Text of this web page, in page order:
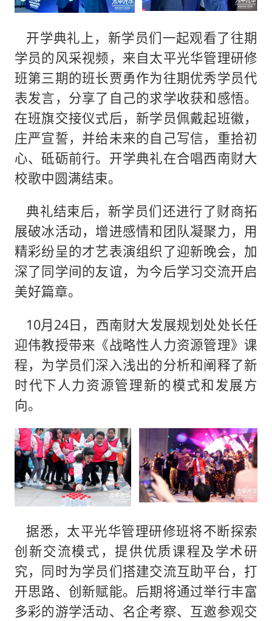
开学典礼上，新学员们一起观看了往期
学员的风采视频，来自太平光华管理研修
班第三期的班长贾勇作为往期优秀学员代
表发言，分享了自己的求学收获和感悟。
在班旗交接仪式后，新学员佩戴起班徽，
庄严宣誓，并给未来的自己写信，重拾初
心、砥砺前行。开学典礼在合唱西南财大
校歌中圆满结束。
典礼结束后，新学员们还进行了财商拓
展破冰活动，增进感情和团队凝聚力，用
精彩纷呈的才艺表演组织了迎新晚会，加
深了同学间的友谊，为今后学习交流开启
美好篇章。
10月24日，西南财大发展规划处处长任
迎伟教授带来《战略性人力资源管理》课
程，为学员们深入浅出的分析和阐释了新
时代下人力资源管理新的模式和发展方
向。
据悉，太平光华管理研修班将不断探索
创新交流模式，提供优质课程及学术研
究，同时为学员们搭建交流互助平台，打
开思路、创新赋能。后期将通过举行丰富
多彩的游学活动、名企考察、互邀参观交